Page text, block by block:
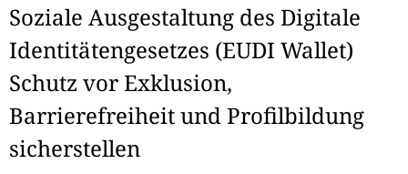
Soziale Ausgestaltung des Digitale
Identitätengesetzes (EUDI Wallet)
Schutz vor Exklusion,
Barrierefreiheit und Profilbildung
sicherstellen